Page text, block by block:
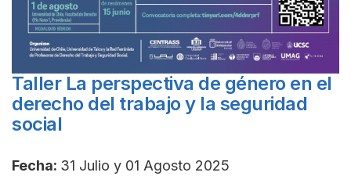
Taller La perspectiva de género en el
derecho del trabajo y la seguridad
social
Fecha: 31 Julio y 01 Agosto 2025